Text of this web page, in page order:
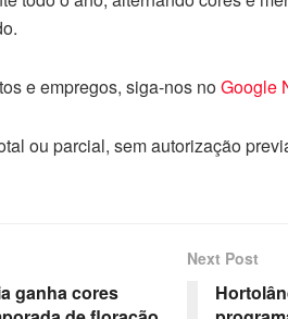
e empregos, siga-nos noGoogle
ou parcial, sem autorização
ganha cores
Next Post